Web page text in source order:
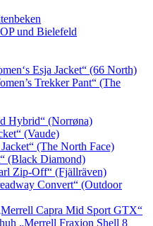
und Bielefeld
Esja Jacket“ (66 North)
Trekker Pant“ (The
Hybrid“ (Norrøna)
(Vaude)
(The North Face)
(Black Diamond)
Zip-Off“ (Fjällräven)
Convert“ (Outdoor
Capra Mid Sport GTX“
„Merrell Fraxion Shell 8